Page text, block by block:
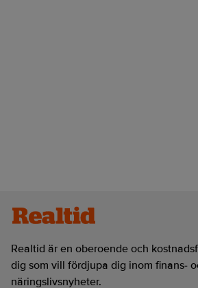
Realtid är en oberoende och
dig som vill fördjupa dig inom finans-
näringslivsnyheter.